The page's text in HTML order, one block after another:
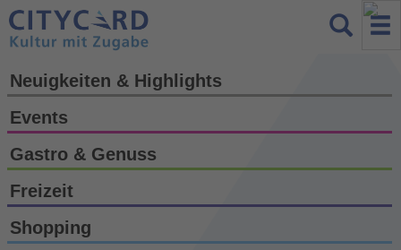
Neuigkeiten & Highlights
Events
Gastro & Genuss
Freizeit
Shopping